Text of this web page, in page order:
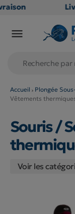
en
79€

Accueil Plongée
Vêtements
Souris /
Voir les